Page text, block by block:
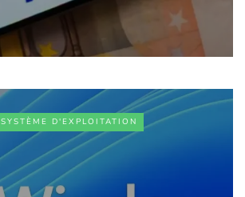
SYSTÈME D'EXPLOITATION